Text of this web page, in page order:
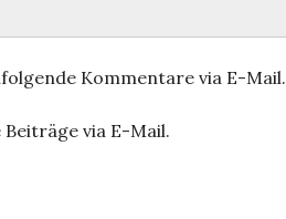
Kommentare via E-Mail.
via E-Mail.